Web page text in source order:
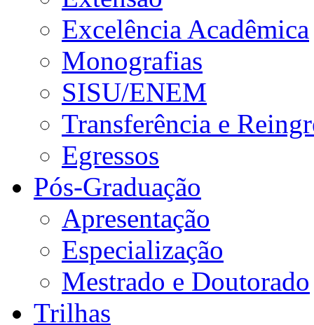
Excelência Acadêmica
Monografias
SISU/ENEM
Transferência e
Egressos
Pós-Graduação
Apresentação
Especialização
Mestrado e Doutorado
Trilhas